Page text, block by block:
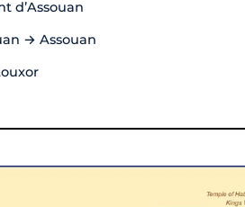
d’Assouan
→ Assouan